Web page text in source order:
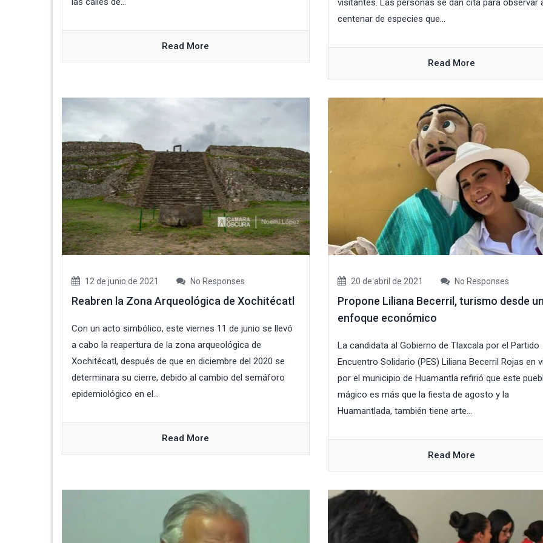
Read More
visitantes. Las personas se dan cita para observar
centenar de especies que...
Read More
12 de junio de 2021 No Responses
Reabren la Zona Arqueológica de Xochitécatl
Con un acto simbólico, este viernes 11 de junio se llevó
a cabo la reapertura de la zona arqueológica de
Xochitécatl, después de que en diciembre del 2020 se
determinara su cierre, debido al cambio del semáforo
epidemiológico en el...
Read More
20 de abril de 2021 No Responses
Propone Liliana Becerril, turismo desde
enfoque económico
La candidata al Gobierno de Tlaxcala por el Partido
Encuentro Solidario (PES) Liliana Becerril Rojas en
por el municipio de Huamantla refirió que este
mágico es más que la fiesta de agosto y la
Huamantlada, también tiene arte...
Read More